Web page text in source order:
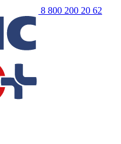
8 800 200 20 62